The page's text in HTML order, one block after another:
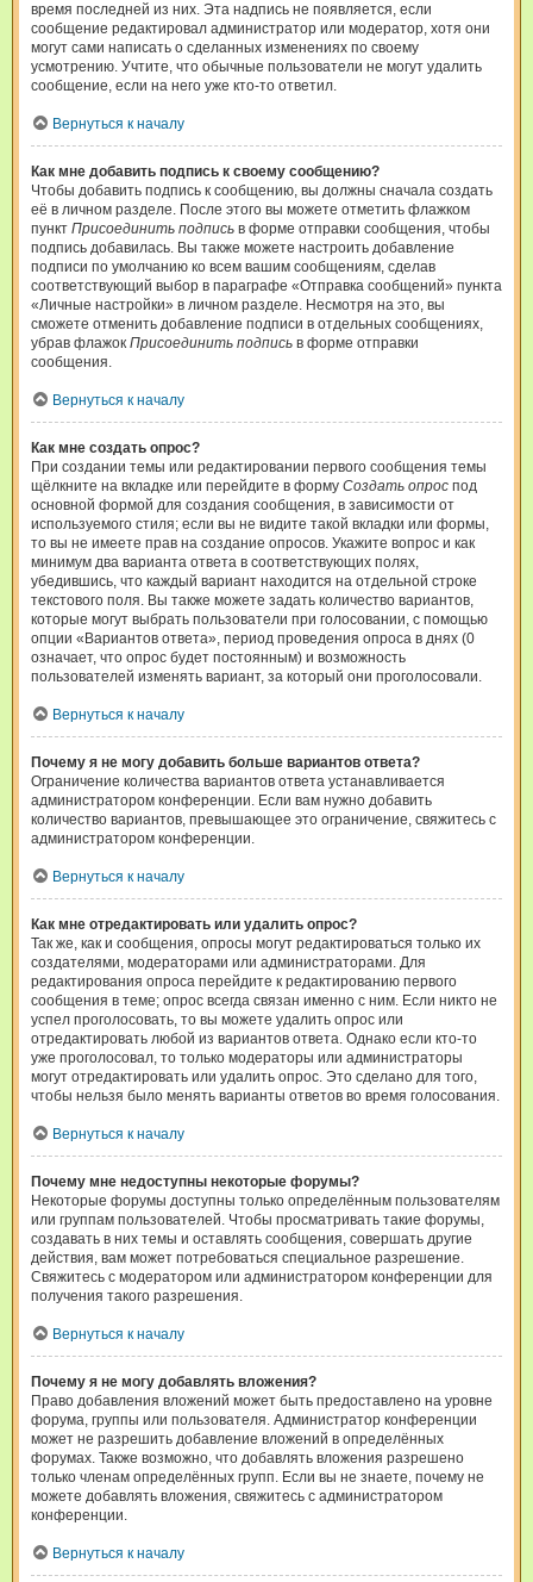
время последней из них. Эта надпись не появляется, если
сообщение редактировал администратор или модератор, хотя они
могут сами написать о сделанных изменениях по своему
усмотрению. Учтите, что обычные пользователи не могут удалить
сообщение, если на него уже кто-то ответил.
Вернуться к началу
Как мне добавить подпись к своему сообщению?
Чтобы добавить подпись к сообщению, вы должны сначала создать
её в личном разделе. После этого вы можете отметить флажком
пункт Присоединить подпись в форме отправки сообщения, чтобы
подпись добавилась. Вы также можете настроить добавление
подписи по умолчанию ко всем вашим сообщениям, сделав
соответствующий выбор в параграфе «Отправка сообщений» пункта
«Личные настройки» в личном разделе. Несмотря на это, вы
сможете отменить добавление подписи в отдельных сообщениях,
убрав флажок Присоединить подпись в форме отправки
сообщения.
Вернуться к началу
Как мне создать опрос?
При создании темы или редактировании первого сообщения темы
щёлкните на вкладке или перейдите в форму Создать опрос под
основной формой для создания сообщения, в зависимости от
используемого стиля; если вы не видите такой вкладки или формы,
то вы не имеете прав на создание опросов. Укажите вопрос и как
минимум два варианта ответа в соответствующих полях,
убедившись, что каждый вариант находится на отдельной строке
текстового поля. Вы также можете задать количество вариантов,
которые могут выбрать пользователи при голосовании, с помощью
опции «Вариантов ответа», период проведения опроса в днях (0
означает, что опрос будет постоянным) и возможность
пользователей изменять вариант, за который они проголосовали.
Вернуться к началу
Почему я не могу добавить больше вариантов ответа?
Ограничение количества вариантов ответа устанавливается
администратором конференции. Если вам нужно добавить
количество вариантов, превышающее это ограничение, свяжитесь с
администратором конференции.
Вернуться к началу
Как мне отредактировать или удалить опрос?
Так же, как и сообщения, опросы могут редактироваться только их
создателями, модераторами или администраторами. Для
редактирования опроса перейдите к редактированию первого
сообщения в теме; опрос всегда связан именно с ним. Если никто не
успел проголосовать, то вы можете удалить опрос или
отредактировать любой из вариантов ответа. Однако если кто-то
уже проголосовал, то только модераторы или администраторы
могут отредактировать или удалить опрос. Это сделано для того,
чтобы нельзя было менять варианты ответов во время голосования.
Вернуться к началу
Почему мне недоступны некоторые форумы?
Некоторые форумы доступны только определённым пользователям
или группам пользователей. Чтобы просматривать такие форумы,
создавать в них темы и оставлять сообщения, совершать другие
действия, вам может потребоваться специальное разрешение.
Свяжитесь с модератором или администратором конференции для
получения такого разрешения.
Вернуться к началу
Почему я не могу добавлять вложения?
Право добавления вложений может быть предоставлено на уровне
форума, группы или пользователя. Администратор конференции
может не разрешить добавление вложений в определённых
форумах. Также возможно, что добавлять вложения разрешено
только членам определённых групп. Если вы не знаете, почему не
можете добавлять вложения, свяжитесь с администратором
конференции.
Вернуться к началу